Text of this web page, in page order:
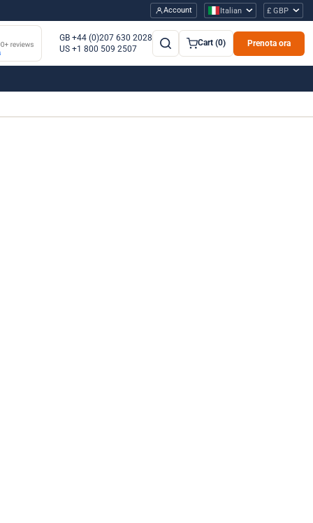
Account Italian £ GBP
GB +44 (0)207 630 2028
US +1 800 509 2507
Cart (0) Prenota ora